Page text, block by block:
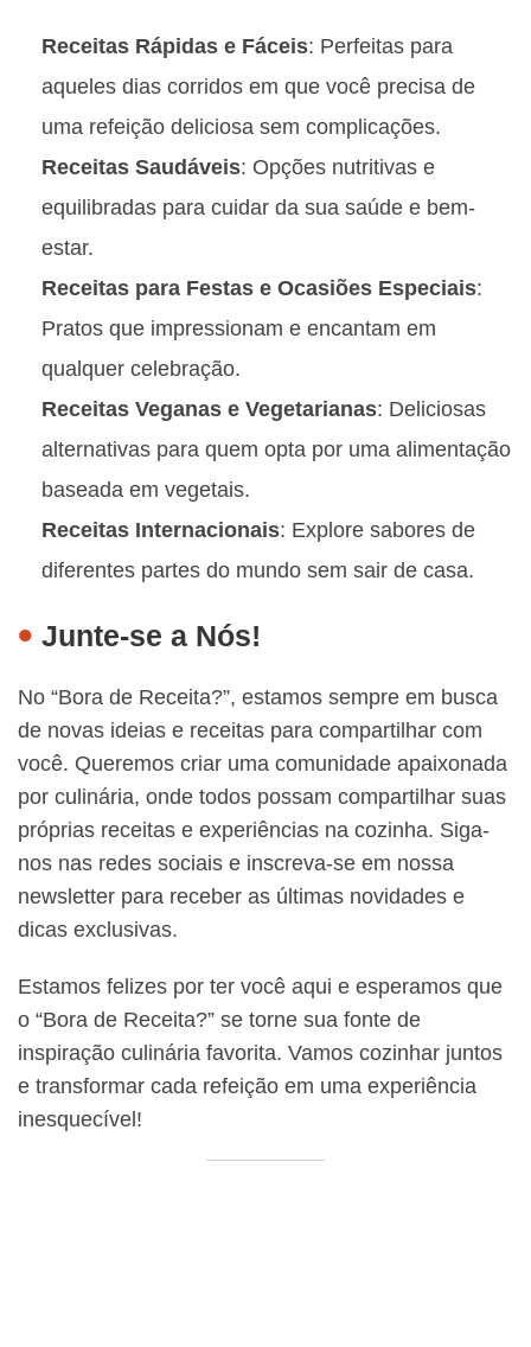
Receitas Rápidas e Fáceis: Perfeitas para
aqueles dias corridos em que você precisa de
uma refeição deliciosa sem complicações.
Receitas Saudáveis: Opções nutritivas e
equilibradas para cuidar da sua saúde e bem-
estar.
Receitas para Festas e Ocasiões Especiais:
Pratos que impressionam e encantam em
qualquer celebração.
Receitas Veganas e Vegetarianas: Deliciosas
alternativas para quem opta por uma alimentação
baseada em vegetais.
Receitas Internacionais: Explore sabores de
diferentes partes do mundo sem sair de casa.
Junte-se a Nós!
No “Bora de Receita?”, estamos sempre em busca
de novas ideias e receitas para compartilhar com
você. Queremos criar uma comunidade apaixonada
por culinária, onde todos possam compartilhar suas
próprias receitas e experiências na cozinha. Siga-
nos nas redes sociais e inscreva-se em nossa
newsletter para receber as últimas novidades e
dicas exclusivas.
Estamos felizes por ter você aqui e esperamos que
o “Bora de Receita?” se torne sua fonte de
inspiração culinária favorita. Vamos cozinhar juntos
e transformar cada refeição em uma experiência
inesquecível!